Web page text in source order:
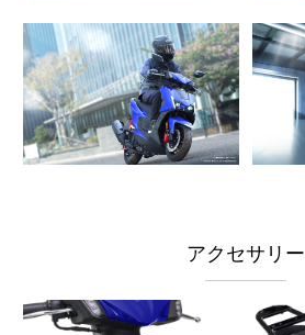
アクセサリー